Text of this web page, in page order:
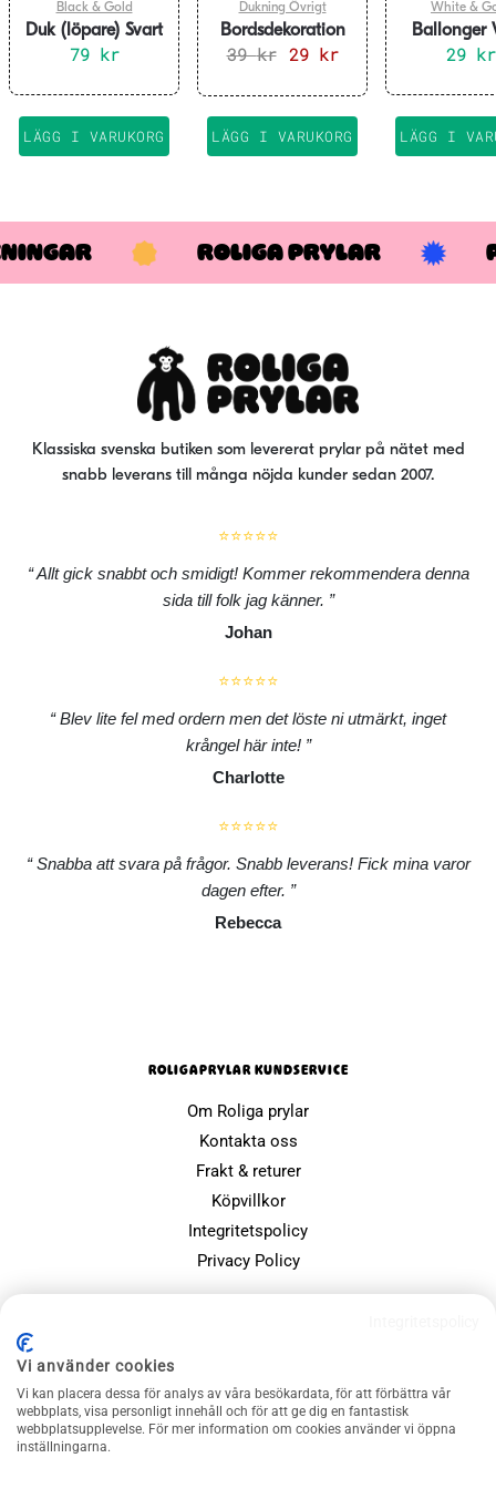
Black & Gold
Duk (löpare) Svart
& Guld 80 år,
79 kr
LÄGG I VARUKORG
Dukning Övrigt
Bordsdekoration
silver 60 år
39kr
Det
ursprungliga
priset
29 krDet
nuvarande
priset
29 kr.
LÄGG I VARUKORG
White &
Ballonger
Guld 50 år,
29 kr
LÄGG I
ROLIGA PRYLAR
Klassiska svenska butiken som levererat prylar på nätet med
snabb leverans till många nöjda kunder sedan 2007.
⭐⭐⭐⭐⭐
Allt gick snabbt och smidigt! Kommer rekommendera denna
sida till folk jag känner.
Johan
⭐⭐⭐⭐⭐
Blev lite fel med ordern men det löste ni utmärkt, inget
krångel här inte!
Charlotte
⭐⭐⭐⭐⭐
Snabba att svara på frågor. Snabb leverans! Fick mina varor
dagen efter.
Rebecca
ROLIGAPRYLAR KUNDSERVICE
Om Roliga prylar
Kontakta oss
Frakt & returer
Köpvillkor
Integritetspolicy
Privacy Policy
Julklappsspelet
Merchandise
Vi använder cookies
Vi kan placera dessa för analys av våra besökardata, för att förbättra vår
webbplats, visa personligt innehåll och för att ge dig en fantastisk
webbplatsupplevelse. För mer information om cookies använder vi öppna
inställningarna.